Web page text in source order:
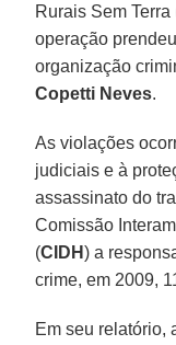
Rurais Sem Terra
operação
organização
Copetti Neves.
As violações
judiciais e à
assassinato do
Comissão
(CIDH) a
crime, em 2009,
Em seu relatório,